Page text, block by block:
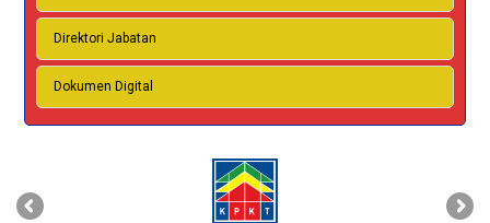
Direktori Jabatan
Dokumen Digital
‹ ›